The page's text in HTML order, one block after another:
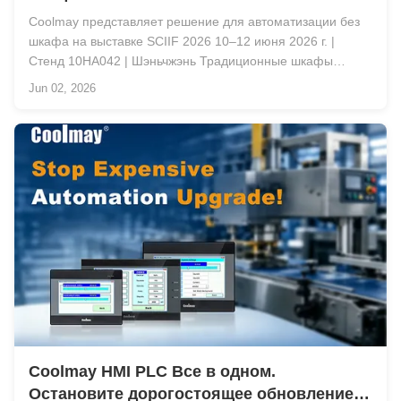
Coolmay представляет решение для автоматизации без
шкафа на выставке SCIIF 2026 10–12 июня 2026 г. |
Стенд 10HA042 | Шэньчжэнь Традиционные шкафы
управления увеличивают затраты на оборудование
эксплуат...
Jun 02, 2026
Coolmay HMI PLC Все в одном.
Остановите дорогостоящее обновление